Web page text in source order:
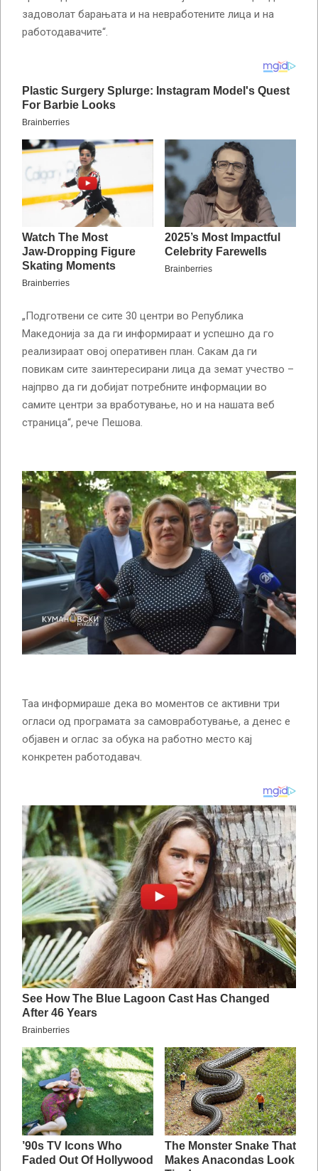
задоволат барањата и на невработените лица и на
работодавачите“.
„Подготвени се сите 30 центри во Република
Македонија за да ги информираат и успешно да го
реализираат овој оперативен план. Сакам да ги
повикам сите заинтересирани лица да земат учество –
најпрво да ги добијат потребните информации во
самите центри за вработување, но и на нашата веб
страница“, рече Пешова.
Таа информираше дека во моментов се активни три
огласи од програмата за самовработување, а денес е
објавен и оглас за обука на работно место кај
конкретен работодавач.